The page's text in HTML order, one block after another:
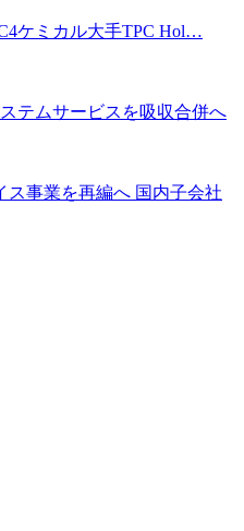
ケミカル大手TPC Hol…
テムサービスを吸収合併へ
ス事業を再編へ 国内子会社